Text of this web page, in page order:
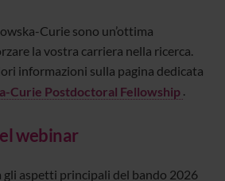
Curie sono un’ottima
la vostra carriera nella ricerca.
informazioni sulla pagina dedicata
Curie Postdoctoral Fellowship .
webinar
gli aspetti principali del bando 2026